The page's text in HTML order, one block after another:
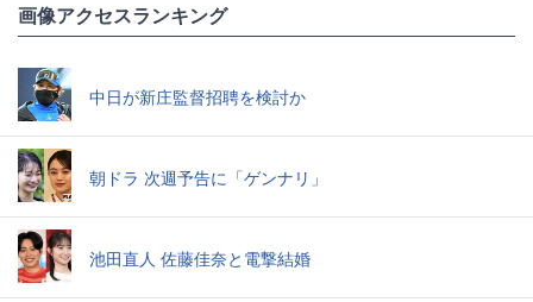
画像アクセスランキング
中日が新庄監督招聘を検討か
朝ドラ 次週予告に「ゲンナリ」
池田直人 佐藤佳奈と電撃結婚